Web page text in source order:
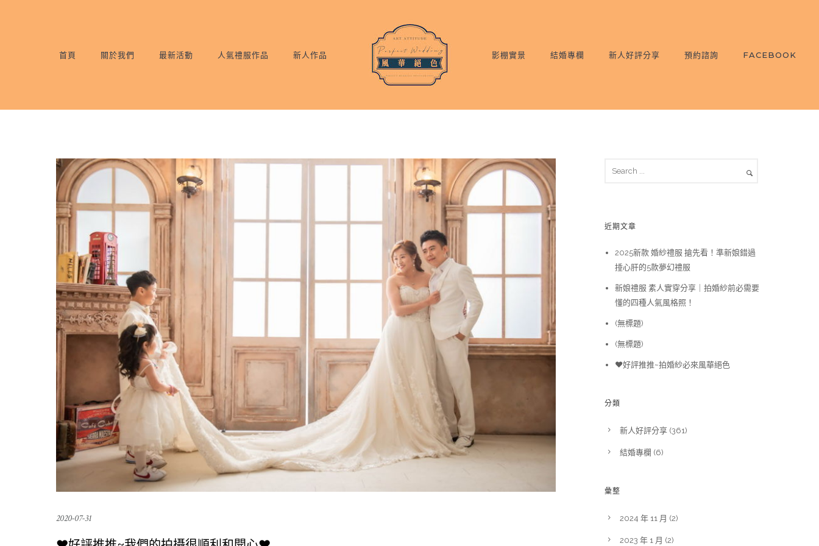
首頁 關於我們 最新活動 人氣禮服作品 新人作品 影棚實景 結婚專欄 新人好評分享 預約諮詢 FACEBOOK
2020-07-31
近期文章
2025新款 婚紗禮服 搶先看！準新娘錯過
捶心肝的5款夢幻禮服
新娘禮服 素人實穿分享｜拍婚紗前必需要
懂的四種人氣風格照！
(無標題)
(無標題)
❤️好評推推~拍婚紗必來風華絕色
分類
新人好評分享 (361)
結婚專欄 (6)
彙整
2024 年 11 月 (2)
2023 年 1 月 (2)